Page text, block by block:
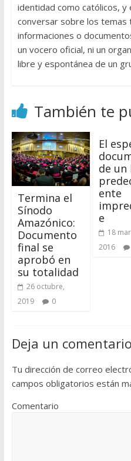
identidad como católicos,
conversar sobre los temas
informaciones o
un vocero oficial, ni un
libre y espontánea de un
También te
Termina el
Sínodo
Amazónico:
Documento
final se
aprobó en
su totalidad
26 octubre,
2019
0
El
de un
ente
e
18
2016
Deja un comentario
Tu dirección de correo
campos obligatorios están
Comentario